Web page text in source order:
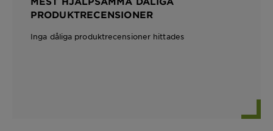
PRODUKTRECENSIONER
Inga dåliga produktrecensioner hittades